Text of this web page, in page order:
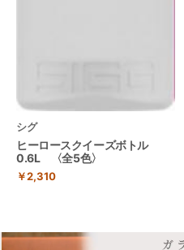
シグ
ヒーロースクイーズボトル
0.6L 〈全5色〉
￥2,310